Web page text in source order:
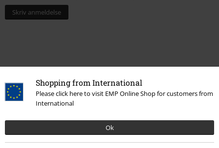
Shopping from International
Please click here to visit EMP Online Shop for customers from
International
Ok
Skriv anmeldelse
Flere kategorier. Flere valgmuligheter.